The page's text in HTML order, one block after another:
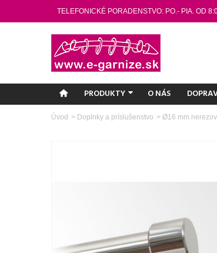
TELEFONICKÉ PORADENSTVO: PO.- PIA. OD
PRODUKTY O NÁS
Úvod > Doplnky a príslušenstvo > Ø16 mm